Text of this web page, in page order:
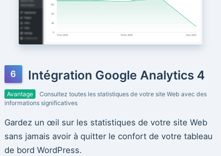
Intégration Google Analytics 4
Avantage
Consultez toutes les statistiques de votre site Web avec des
informations significatives
Gardez un œil sur les statistiques de votre site Web
sans jamais avoir à quitter le confort de votre tableau
de bord WordPress.